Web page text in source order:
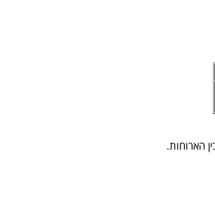
הארוחות.